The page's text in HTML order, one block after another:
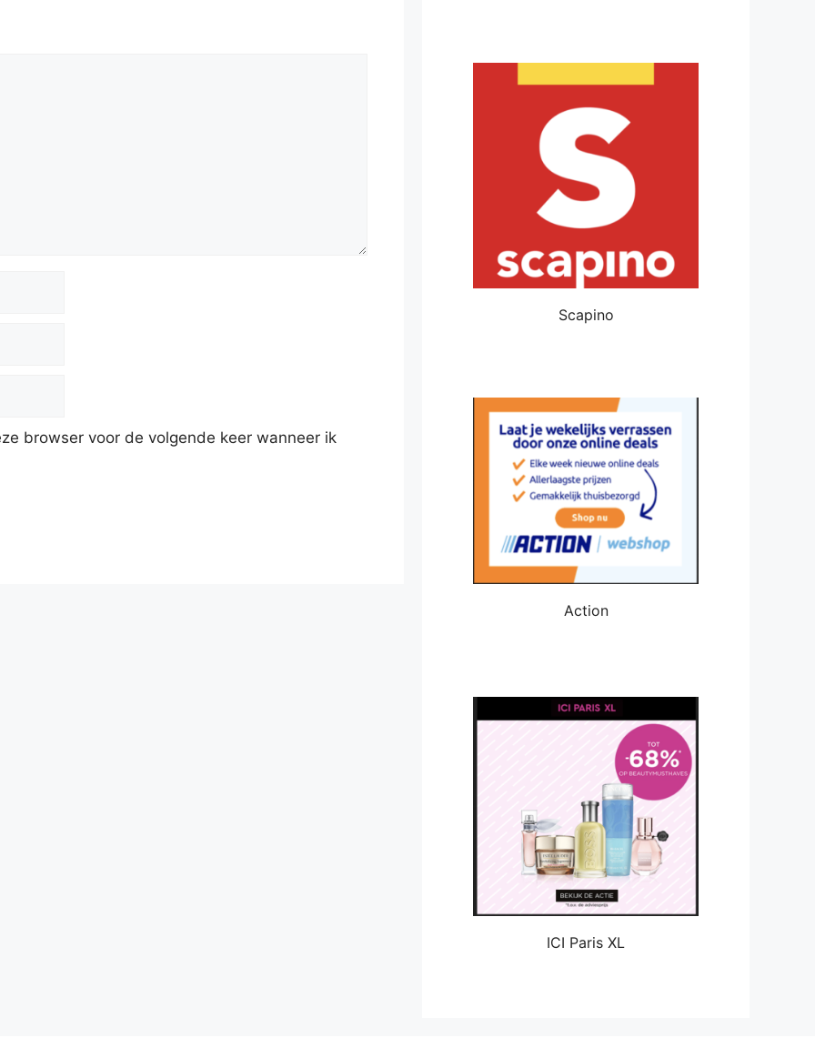
browser voor de volgende keer wanneer ik
Scapino
Action
ICI Paris XL